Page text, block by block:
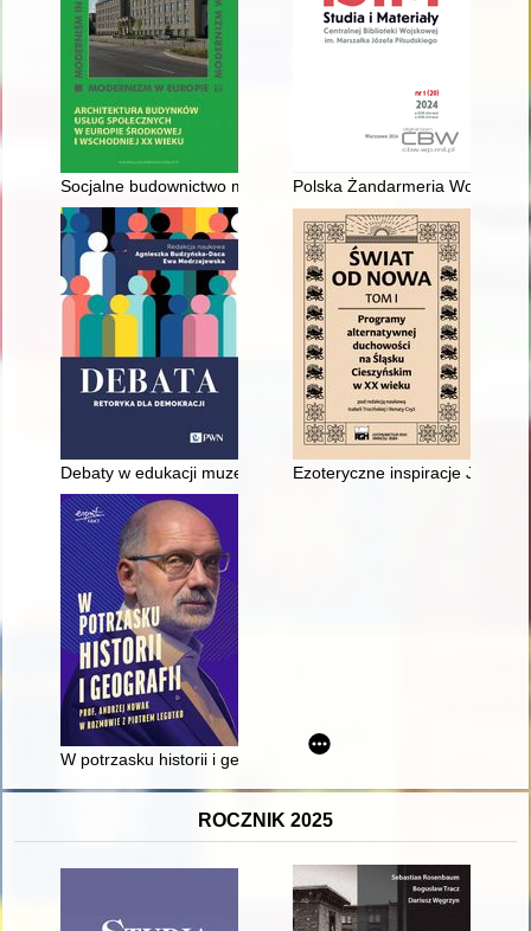
Socjalne budownictwo mieszkaniowe Kazimierza
Polska Żandarmeria
Debaty w edukacji muzealnej Ezoteryczne inspiracje Juliana
W potrzasku historii i geografii
ROCZNIK 2025